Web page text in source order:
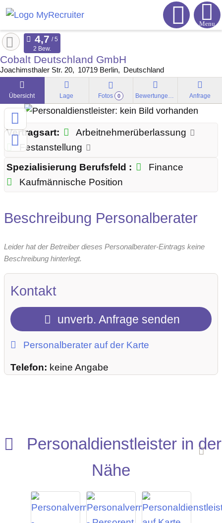
Menu
Cobalt Deutschland GmbH
Joachimsthaler Str. 20 10719 Berlin Deutschland
2 Bew.
Übersicht Lage Fotos 0 Bewertungen Anfrage
Vertragsart:
Arbeitnehmerüberlassung
Festanstellung
Spezialisierung Berufsfeld :
Finance
Kaufmännische Position
Beschreibung Personalberater
Leider hat der Betreiber dieses Personalberater-Eintrags keine
Beschreibung hinterlegt.
Kontakt
unverb. Anfrage senden
Personalberater auf der Karte
Telefon: keine Angabe
Personaldienstleister in der
Nähe